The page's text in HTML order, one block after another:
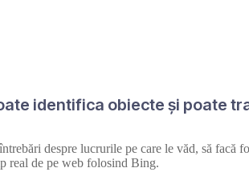
identifica obiecte și poate
despre lucrurile pe care le văd, să facă
real de pe web folosind Bing.